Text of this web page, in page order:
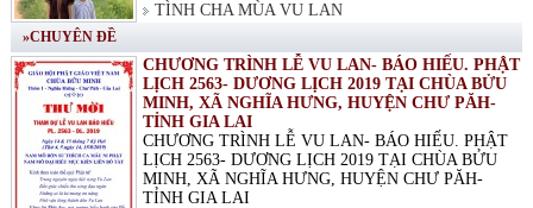
TÌNH CHA MÙA VU LAN
»CHUYÊN ĐỀ
CHƯƠNG TRÌNH LỄ VU LAN- BÁO HIẾU. PHẬT
LỊCH 2563- DƯƠNG LỊCH 2019 TẠI CHÙA BỬU
MINH, XÃ NGHĨA HƯNG, HUYỆN CHƯ PĂH-
TỈNH GIA LAI
CHƯƠNG TRÌNH LỄ VU LAN- BÁO HIẾU. PHẬT
LỊCH 2563- DƯƠNG LỊCH 2019 TẠI CHÙA BỬU
MINH, XÃ NGHĨA HƯNG, HUYỆN CHƯ PĂH-
TỈNH GIA LAI